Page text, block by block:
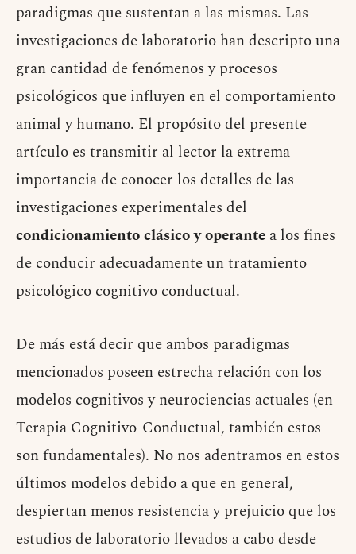
paradigmas que sustentan a las mismas. Las
investigaciones de laboratorio han descripto una
gran cantidad de fenómenos y procesos
psicológicos que influyen en el comportamiento
animal y humano. El propósito del presente
artículo es transmitir al lector la extrema
importancia de conocer los detalles de las
investigaciones experimentales del
condicionamiento clásico y operante a los fines
de conducir adecuadamente un tratamiento
psicológico cognitivo conductual.
De más está decir que ambos paradigmas
mencionados poseen estrecha relación con los
modelos cognitivos y neurociencias actuales (en
Terapia Cognitivo-Conductual, también estos
son fundamentales). No nos adentramos en estos
últimos modelos debido a que en general,
despiertan menos resistencia y prejuicio que los
estudios de laboratorio llevados a cabo desde